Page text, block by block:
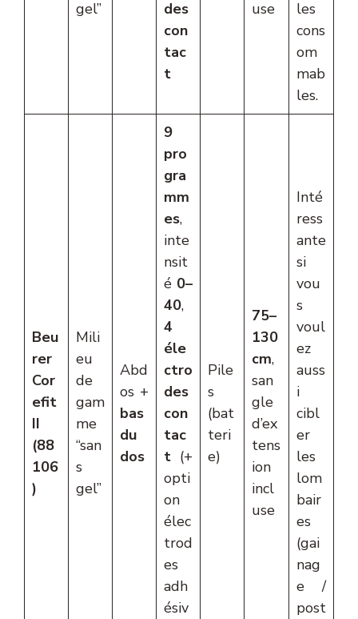
gel”
des
con
tac
t
use
les
cons
om
mab
les.
Beu
rer
Cor
efit
II
(88
106
)
Mili
eu
de
gam
me
“san
s
gel”
Abd
os +
bas
du
dos
9
pro
gra
mm
es,
inte
nsit
é 0–
40,
4
éle
ctro
des
con
tac
t (+
opti
on
élec
trod
es
adh
ésiv
Pile
s
(bat
teri
e)
75–
130
cm,
san
gle
d’ex
tens
ion
incl
use
Inté
ress
ante
si
vou
s
voul
ez
auss
i
cibl
er
les
lom
bair
es
(gai
nag
e /
post